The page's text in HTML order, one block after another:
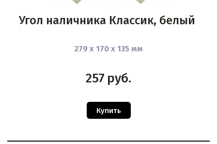
Угол наличника Классик, белый
279 х 170 х 135 мм
257 руб.
Купить